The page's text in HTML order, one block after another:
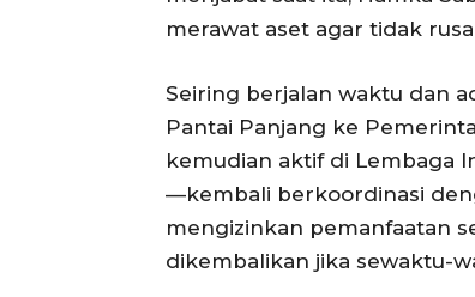
merawat aset agar tidak
Seiring berjalan waktu dan
Pantai Panjang ke
kemudian aktif di Lembaga
—kembali berkoordinasi
mengizinkan pemanfaatan
dikembalikan jika sewaktu-